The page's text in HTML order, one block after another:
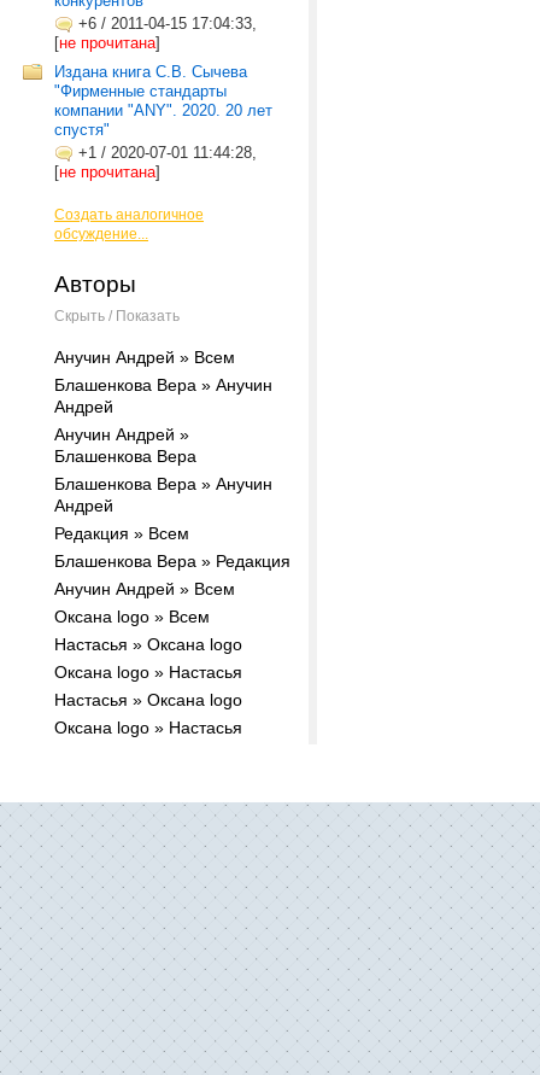
+6 / 2011-04-15 17:04:33,
[не прочитана]
Издана книга С.В. Сычева
"Фирменные стандарты
компании "ANY". 2020. 20 лет
спустя"
+1 / 2020-07-01 11:44:28,
[не прочитана]
Создать аналогичное
обсуждение...
Авторы
Скрыть / Показать
Анучин Андрей » Всем
Блашенкова Вера » Анучин
Андрей
Анучин Андрей »
Блашенкова Вера
Блашенкова Вера » Анучин
Андрей
Редакция » Всем
Блашенкова Вера » Редакция
Анучин Андрей » Всем
Оксана logo » Всем
Настасья » Оксана logo
Оксана logo » Настасья
Настасья » Оксана logo
Оксана logo » Настасья